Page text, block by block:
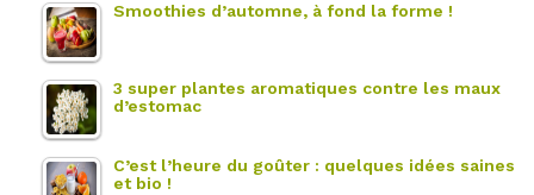
Smoothies d’automne, à fond la forme !
3 super plantes aromatiques contre les maux
d’estomac
C’est l’heure du goûter : quelques idées saines
et bio !